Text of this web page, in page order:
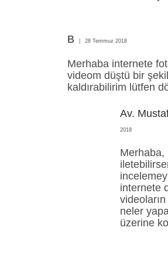
B 28 Temmuz 2018
Merhaba internete
videom düştü bir
kaldırabilirim lütfen
Av.
2018
Merhaba,
internete
videoların
neler
üzerine